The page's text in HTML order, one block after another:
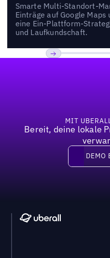
Smarte Multi-Standort-
Einträge auf Google
eine Ein-Plattform-
und Laufkundschaft.
MIT
Bereit, deine lokale
DEMODEMO